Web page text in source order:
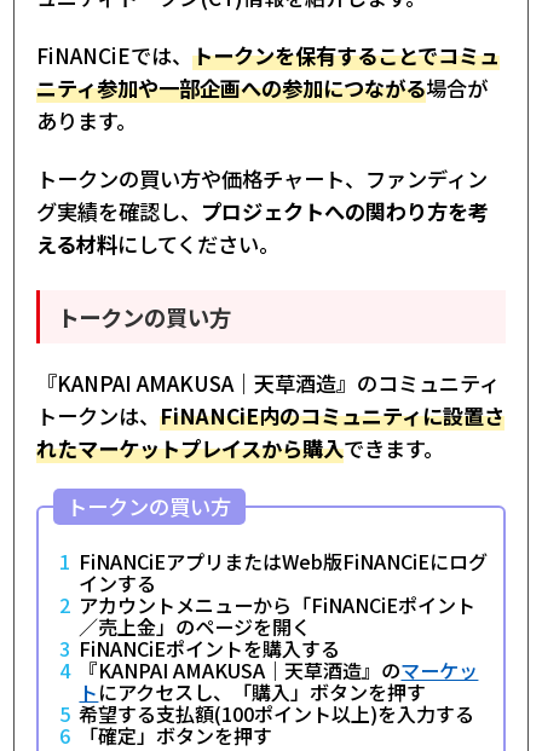
FiNANCiEでは、 トークンを保有することでコミュ
ニティ参加や一部企画への参加につながる場合が
あります。
トークンの買い方や価格チャート、ファンディン
グ実績を確認し、 プロジェクトへの関わり方を考
える材料にしてください。
トークンの買い方
『KANPAI AMAKUSA｜天草酒造』のコミュニティ
トークンは、 FiNANCiE内のコミュニティに設置さ
れたマーケットプレイスから購入できます。
トークンの買い方
FiNANCiEアプリまたはWeb版FiNANCiEにログ
インする
アカウントメニューから「FiNANCiEポイント
／売上金」のページを開く
FiNANCiEポイントを購入する
『KANPAI AMAKUSA｜天草酒造』のマーケッ
トにアクセスし、「購入」ボタンを押す
希望する支払額(100ポイント以上)を入力する
「確定」ボタンを押す